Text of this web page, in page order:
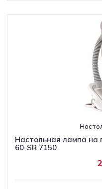
Настольная лампа на
60-SR 7150